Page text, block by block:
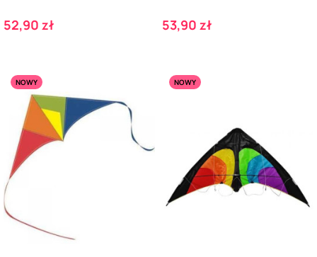
Cena
52,90 zł Cena
53,90 zł
NOWY NOWY